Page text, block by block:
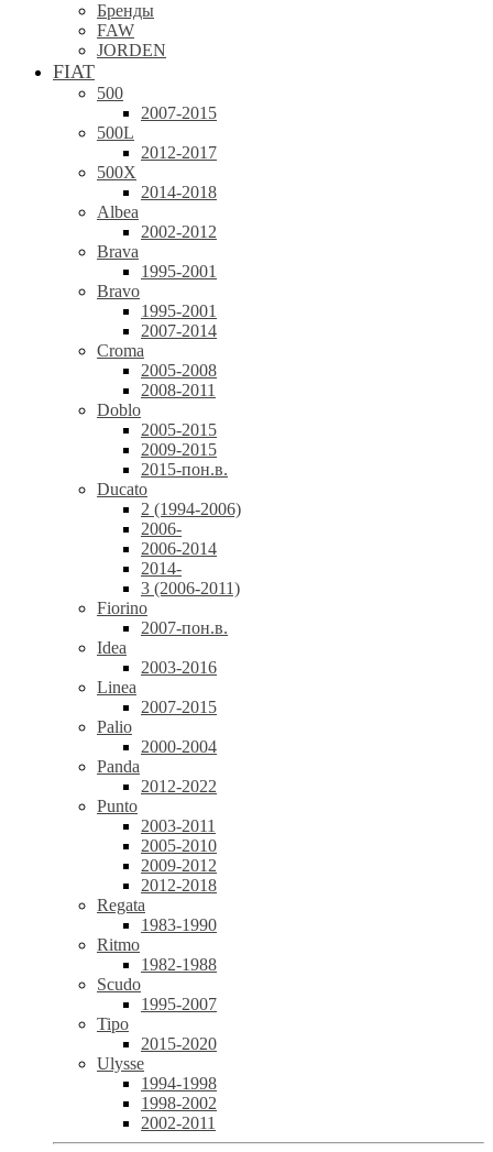
Бренды
FAW
JORDEN
FIAT
500
2007-2015
500L
2012-2017
500X
2014-2018
Albea
2002-2012
Brava
1995-2001
Bravo
1995-2001
2007-2014
Croma
2005-2008
2008-2011
Doblo
2005-2015
2009-2015
2015-пон.в.
Ducato
2 (1994-2006)
2006-
2006-2014
2014-
3 (2006-2011)
Fiorino
2007-пон.в.
Idea
2003-2016
Linea
2007-2015
Palio
2000-2004
Panda
2012-2022
Punto
2003-2011
2005-2010
2009-2012
2012-2018
Regata
1983-1990
Ritmo
1982-1988
Scudo
1995-2007
Tipo
2015-2020
Ulysse
1994-1998
1998-2002
2002-2011